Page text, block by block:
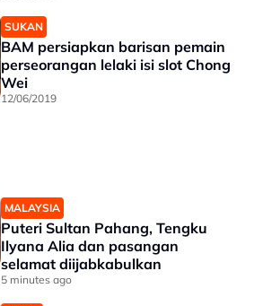
SUKAN
BAM persiapkan barisan pemain
perseorangan lelaki isi slot Chong
Wei
12/06/2019
MALAYSIA
Puteri Sultan Pahang, Tengku
Ilyana Alia dan pasangan
selamat diijabkabulkan
5 minutes ago